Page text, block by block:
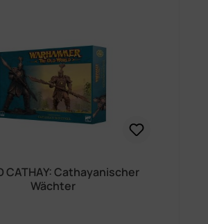
CATHAY: Cathayanischer
Wächter